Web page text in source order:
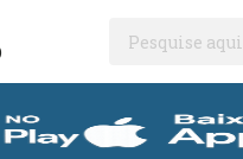
Pesquise aqui...